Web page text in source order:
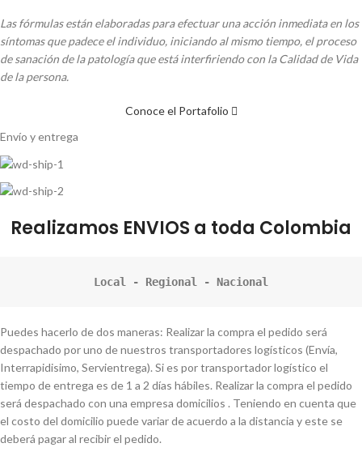
Las fórmulas están elaboradas para efectuar una acción inmediata en los
síntomas que padece el individuo, iniciando al mismo tiempo, el proceso
de sanación de la patología que está interfiriendo con la Calidad de Vida
de la persona.
Conoce el Portafolio
Envío y entrega
Realizamos ENVIOS a toda Colombia
Local - Regional - Nacional
Puedes hacerlo de dos maneras: Realizar la compra el pedido será
despachado por uno de nuestros transportadores logísticos (Envía,
Interrapidisimo, Servientrega). Si es por transportador logístico el
tiempo de entrega es de 1 a 2 días hábiles. Realizar la compra el pedido
será despachado con una empresa domicilios . Teniendo en cuenta que
el costo del domicilio puede variar de acuerdo a la distancia y este se
deberá pagar al recibir el pedido.